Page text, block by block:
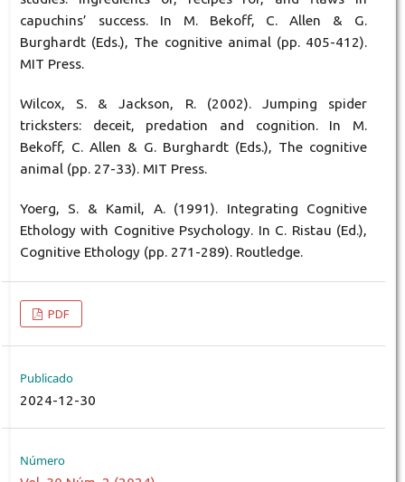
capuchins’ success. In M. Bekoff, C. Allen & G.
Burghardt (Eds.), The cognitive animal (pp. 405-412).
MIT Press.
Wilcox, S. & Jackson, R. (2002). Jumping spider
tricksters: deceit, predation and cognition. In M.
Bekoff, C. Allen & G. Burghardt (Eds.), The cognitive
animal (pp. 27-33). MIT Press.
Yoerg, S. & Kamil, A. (1991). Integrating Cognitive
Ethology with Cognitive Psychology. In C. Ristau (Ed.),
Cognitive Ethology (pp. 271-289). Routledge.
PDF
Publicado
2024-12-30
Número